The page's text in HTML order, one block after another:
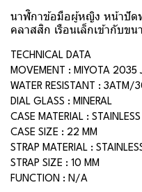
นาฬิกาข้อมือผู้หญิง หน้าปัดท
คลาสสิก เรือนเล็กเข้ากับข
TECHNICAL DATA
MOVEMENT : MIYOTA 2035
WATER RESISTANT : 3ATM/
DIAL GLASS : MINERAL
CASE MATERIAL :
CASE SIZE : 22 MM
STRAP MATERIAL :
STRAP SIZE : 10 MM
FUNCTION : N/A